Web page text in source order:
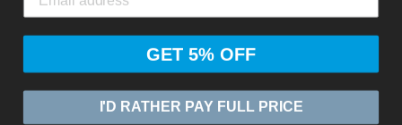
© 2026ZASIA LIMITED
Powered by Shopify
GET 5% OFF
I'D RATHER PAY FULL PRICE